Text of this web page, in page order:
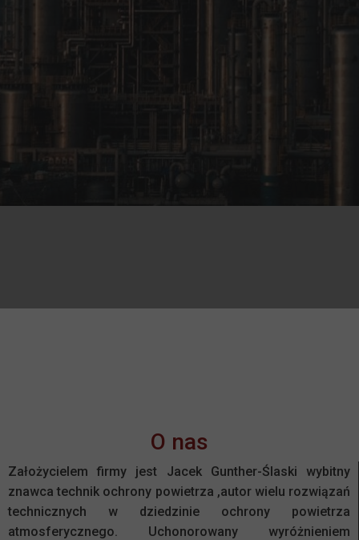
O nas
Założycielem firmy jest Jacek Gunther-Ślaski wybitny
znawca technik ochrony powietrza ,autor wielu rozwiązań
technicznych w dziedzinie ochrony powietrza
atmosferycznego. Uchonorowany wyróżnieniem